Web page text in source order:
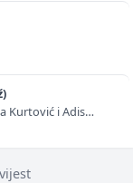
Kurtović i Adis